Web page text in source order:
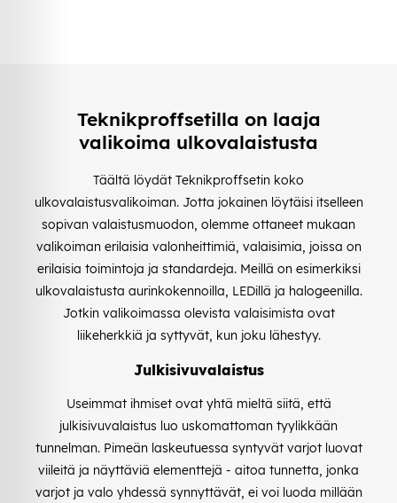
Teknikproffsetilla on laaja
valikoima ulkovalaistusta
Täältä löydät Teknikproffsetin koko
ulkovalaistusvalikoiman. Jotta jokainen löytäisi itselleen
sopivan valaistusmuodon, olemme ottaneet mukaan
valikoiman erilaisia valonheittimiä, valaisimia, joissa on
erilaisia toimintoja ja standardeja. Meillä on esimerkiksi
ulkovalaistusta aurinkokennoilla, LEDillä ja halogeenilla.
Jotkin valikoimassa olevista valaisimista ovat
liikeherkkiä ja syttyvät, kun joku lähestyy.
Julkisivuvalaistus
Useimmat ihmiset ovat yhtä mieltä siitä, että
julkisivuvalaistus luo uskomattoman tyylikkään
tunnelman. Pimeän laskeutuessa syntyvät varjot luovat
viileitä ja näyttäviä elementtejä - aitoa tunnetta, jonka
varjot ja valo yhdessä synnyttävät, ei voi luoda millään